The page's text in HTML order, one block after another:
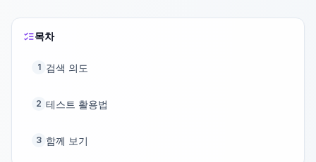
목차
1 검색 의도
2 테스트 활용법
3 함께 보기